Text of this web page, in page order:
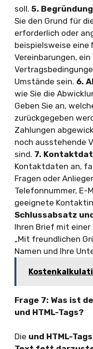
soll. 5.
Sie den Grund für
erforderlich oder
beispielsweise
Vereinbarungen,
Umstände sein. 6.
wie Sie die
Geben Sie an,
zurückgegeben
Zahlungen
noch ausstehende
sind. 7.
Kontaktdaten an,
Fragen oder
Telefonnummer, E-
geeignete
Schlussabsatz
Ihren Brief mit
„Mit freundlichen
Namen und Ihre
Frage 7: Was ist
und HTML-Tags?
Die und HTML-